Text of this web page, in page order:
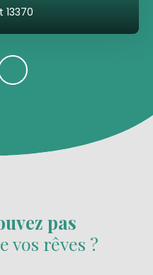
pas
vos rêves ?